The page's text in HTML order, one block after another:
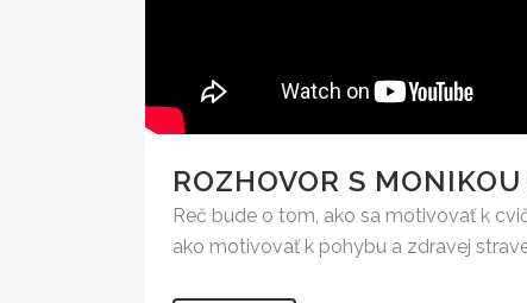
ROZHOVOR S
Reč bude o tom, ako sa motivovať k
ako motivovať k pohybu a zdravej